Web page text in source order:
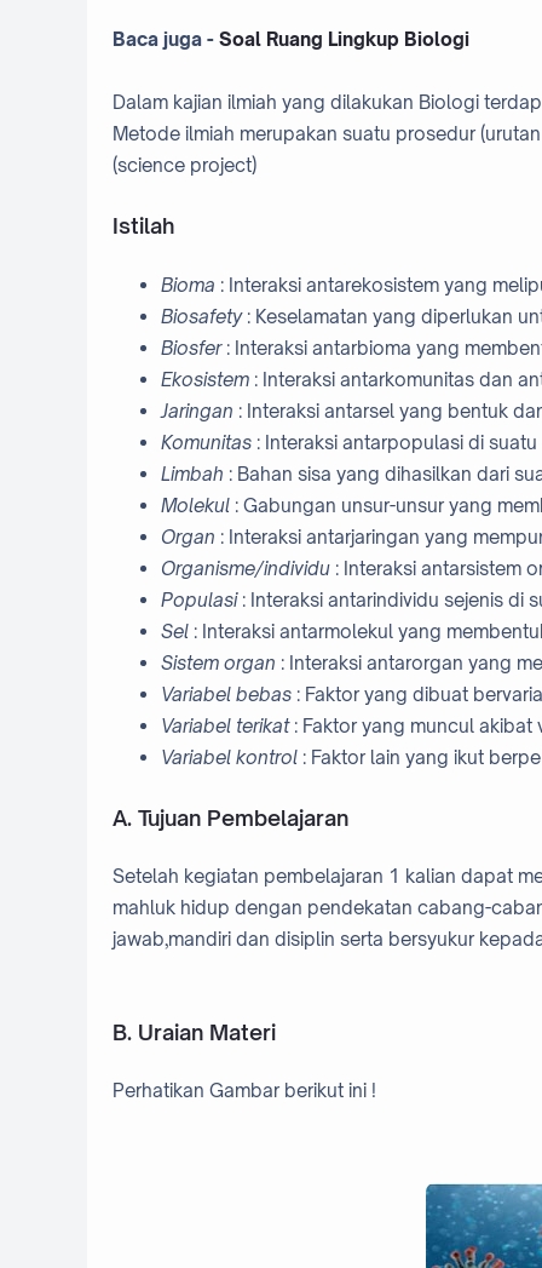
Baca juga - Soal Ruang Lingkup Biologi
Dalam kajian ilmiah yang dilakukan Biologi
Metode ilmiah merupakan suatu prosedur
(science project)
Istilah
Bioma : Interaksi antarekosistem yang
Biosafety : Keselamatan yang diperlukan
Biosfer : Interaksi antarbioma yang
Ekosistem : Interaksi antarkomunitas dan
Jaringan : Interaksi antarsel yang bentuk
Komunitas : Interaksi antarpopulasi di
Limbah : Bahan sisa yang dihasilkan dari
Molekul : Gabungan unsur-unsur yang
Organ : Interaksi antarjaringan yang
Organisme/individu : Interaksi antarsistem
Populasi : Interaksi antarindividu sejenis di
Sel : Interaksi antarmolekul yang
Sistem organ : Interaksi antarorgan yang
Variabel bebas : Faktor yang dibuat
Variabel terikat: Faktor yang muncul akibat
Variabel kontrol : Faktor lain yang ikut
A. Tujuan Pembelajaran
Setelah kegiatan pembelajaran 1 kalian dapat
mahluk hidup dengan pendekatan cabang-
jawab,mandiri dan disiplin serta bersyukur
B. Uraian Materi
Perhatikan Gambar berikut ini !